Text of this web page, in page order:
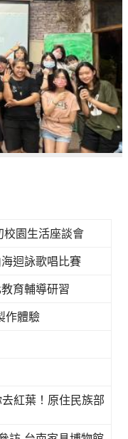
校園生活座談會
迴詠歌唱比賽
育輔導研習
作體驗
紅葉！原住民族部